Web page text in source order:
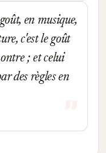
en musique,
c'est le goût
; et celui
des règles en